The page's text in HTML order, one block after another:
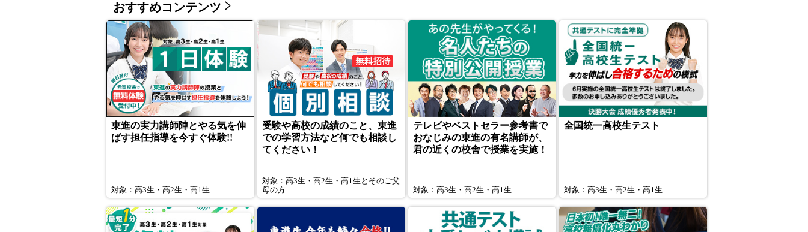
おすすめコンテンツ
東進の実力講師陣とやる気を伸
ばす担任指導を今すぐ体験!!
対象：高3生・高2生・高1生
受験や高校の成績のこと、東進
での学習方法など何でも相談し
てください！
対象：高3生・高2生・高1生とそのご父
母の方
テレビやベストセラー参考書で
おなじみの東進の有名講師が、
君の近くの校舎で授業を実施！
対象：高3生・高2生・高1生
全国統一高校生テスト
対象：高3生・高2生・高1生